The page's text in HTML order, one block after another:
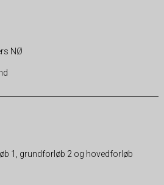
NØ
1, grundforløb 2 og hovedforløb